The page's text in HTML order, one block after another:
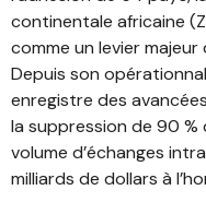
continentale africaine
comme un levier
Depuis son
enregistre des
la suppression de 90
volume d’échanges
milliards de dollars à